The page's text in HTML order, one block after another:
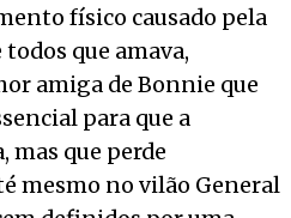
físico causado pela
que amava,
amiga de Bonnie que
para que a
mas que perde
mesmo no vilão General